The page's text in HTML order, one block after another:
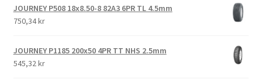
JOURNEY P508 18x8.50-8 82A3 6PR TL 4.5mm
750,34 kr
JOURNEY P1185 200x50 4PR TT NHS 2.5mm
545,32 kr